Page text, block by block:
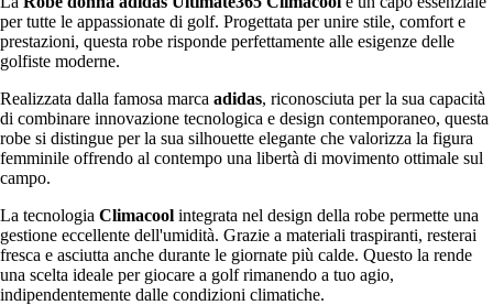
per tutte le appassionate di golf. Progettata per unire stile, comfort e
prestazioni, questa robe risponde perfettamente alle esigenze delle
golfiste moderne.
Realizzata dalla famosa marca adidas, riconosciuta per la sua capacità
di combinare innovazione tecnologica e design contemporaneo, questa
robe si distingue per la sua silhouette elegante che valorizza la figura
femminile offrendo al contempo una libertà di movimento ottimale sul
campo.
La tecnologia Climacool integrata nel design della robe permette una
gestione eccellente dell'umidità. Grazie a materiali traspiranti, resterai
fresca e asciutta anche durante le giornate più calde. Questo la rende
una scelta ideale per giocare a golf rimanendo a tuo agio,
indipendentemente dalle condizioni climatiche.